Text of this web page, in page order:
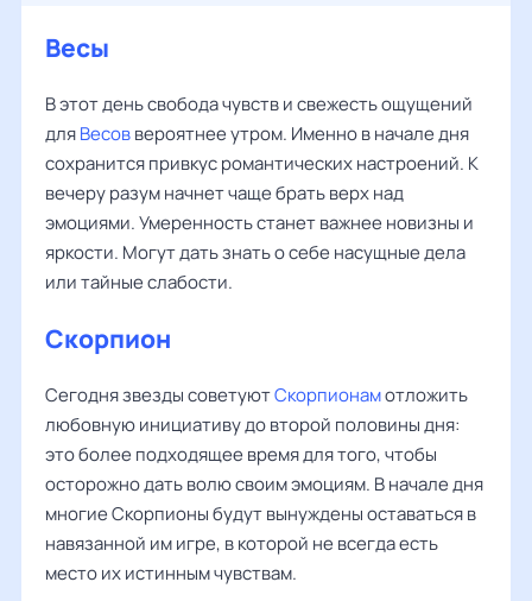
Весы
В этот день свобода чувств и свежесть ощущений
дляВесоввероятнее утром. Именно в начале дня
сохранится привкус романтических настроений. К
вечеру разум начнет чаще брать верх над
эмоциями. Умеренность станет важнее новизны и
яркости. Могут дать знать о себе насущные дела
или тайные слабости.
Скорпион
Сегодня звезды советуютСкорпионамотложить
любовную инициативу до второй половины дня:
это более подходящее время для того, чтобы
осторожно дать волю своим эмоциям. В начале дня
многие Скорпионы будут вынуждены оставаться в
навязанной им игре, в которой не всегда есть
место их истинным чувствам.